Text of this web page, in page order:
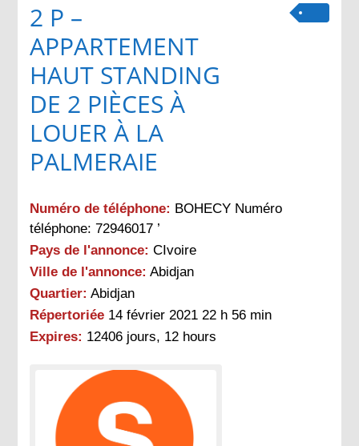
2 P –
APPARTEMENT
HAUT STANDING
DE 2 PIÈCES À
LOUER À LA
PALMERAIE
Numéro de téléphone: BOHECY Numéro
téléphone: 72946017 ’
Pays de l'annonce: CIvoire
Ville de l'annonce: Abidjan
Quartier: Abidjan
Répertoriée 14 février 2021 22 h 56 min
Expires: 12406 jours, 12 hours